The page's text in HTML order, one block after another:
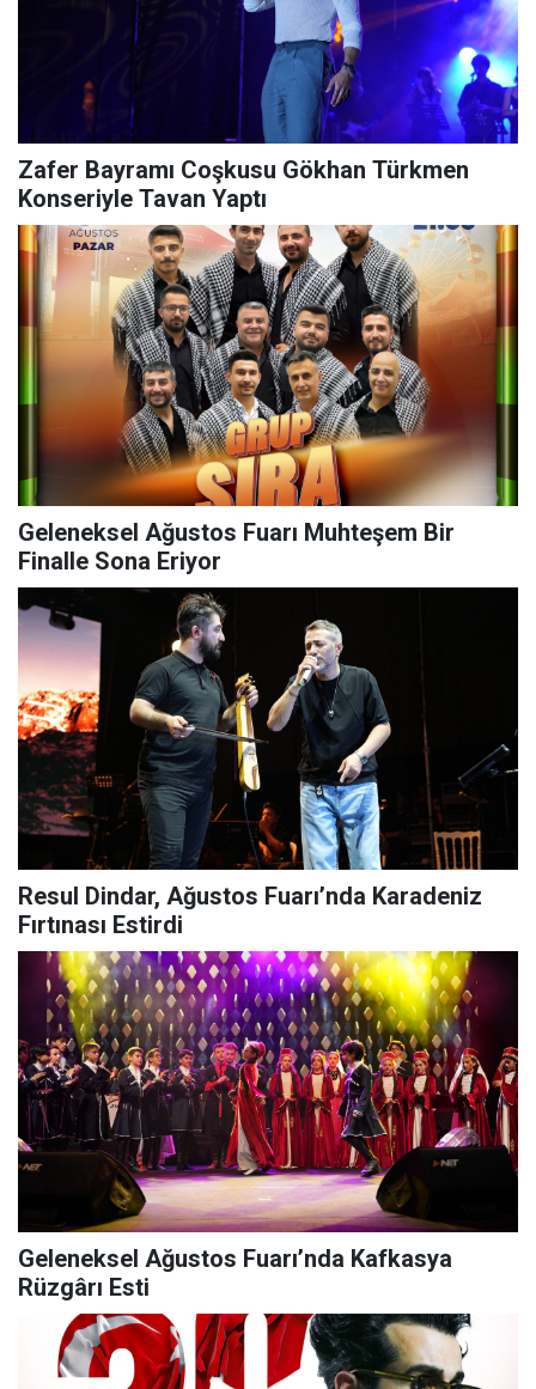
Zafer Bayramı Coşkusu Gökhan Türkmen
Konseriyle Tavan Yaptı
Geleneksel Ağustos Fuarı Muhteşem Bir
Finalle Sona Eriyor
Resul Dindar, Ağustos Fuarı’nda Karadeniz
Fırtınası Estirdi
Geleneksel Ağustos Fuarı’nda Kafkasya
Rüzgârı Esti